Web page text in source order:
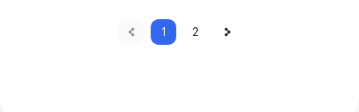
précédente
Current
page
1 Page
2
page